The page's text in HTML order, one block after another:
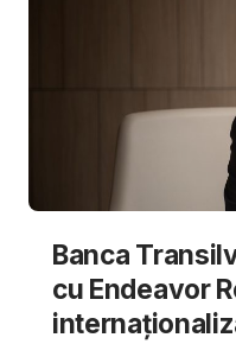
Banca
cu Endeavor